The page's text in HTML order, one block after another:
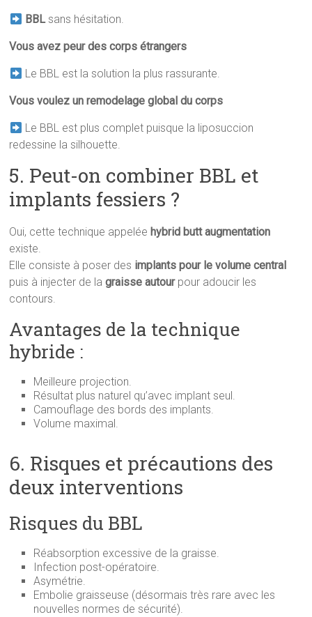
BBLsans hésitation.
Vous avez peur des corps étrangers
Le BBL est la solution la plus rassurante.
Vous voulez un remodelage global du corps
Le BBL est plus complet puisque la liposuccion
redessine la silhouette.
5. Peut-on combiner BBL et
implants fessiers ?
Oui, cette technique appelée hybrid butt augmentation
existe.
Elle consiste à poser des implants pour le volume central
puis à injecter de lagraisse autourpour adoucir les
contours.
Avantages de la technique
hybride :
Meilleure projection.
Résultat plus naturel qu’avec implant seul.
Camouflage des bords des implants.
Volume maximal.
6. Risques et précautions des
deux interventions
Risques du BBL
Réabsorption excessive de la graisse.
Infection post-opératoire.
Asymétrie.
Embolie graisseuse (désormais très rare avec les
nouvelles normes de sécurité).